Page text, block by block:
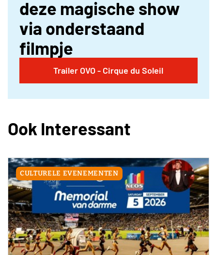
deze magische show
via onderstaand
filmpje
Trailer OVO - Cirque du Soleil
Ook Interessant
CULTURELE EVENEMENTEN